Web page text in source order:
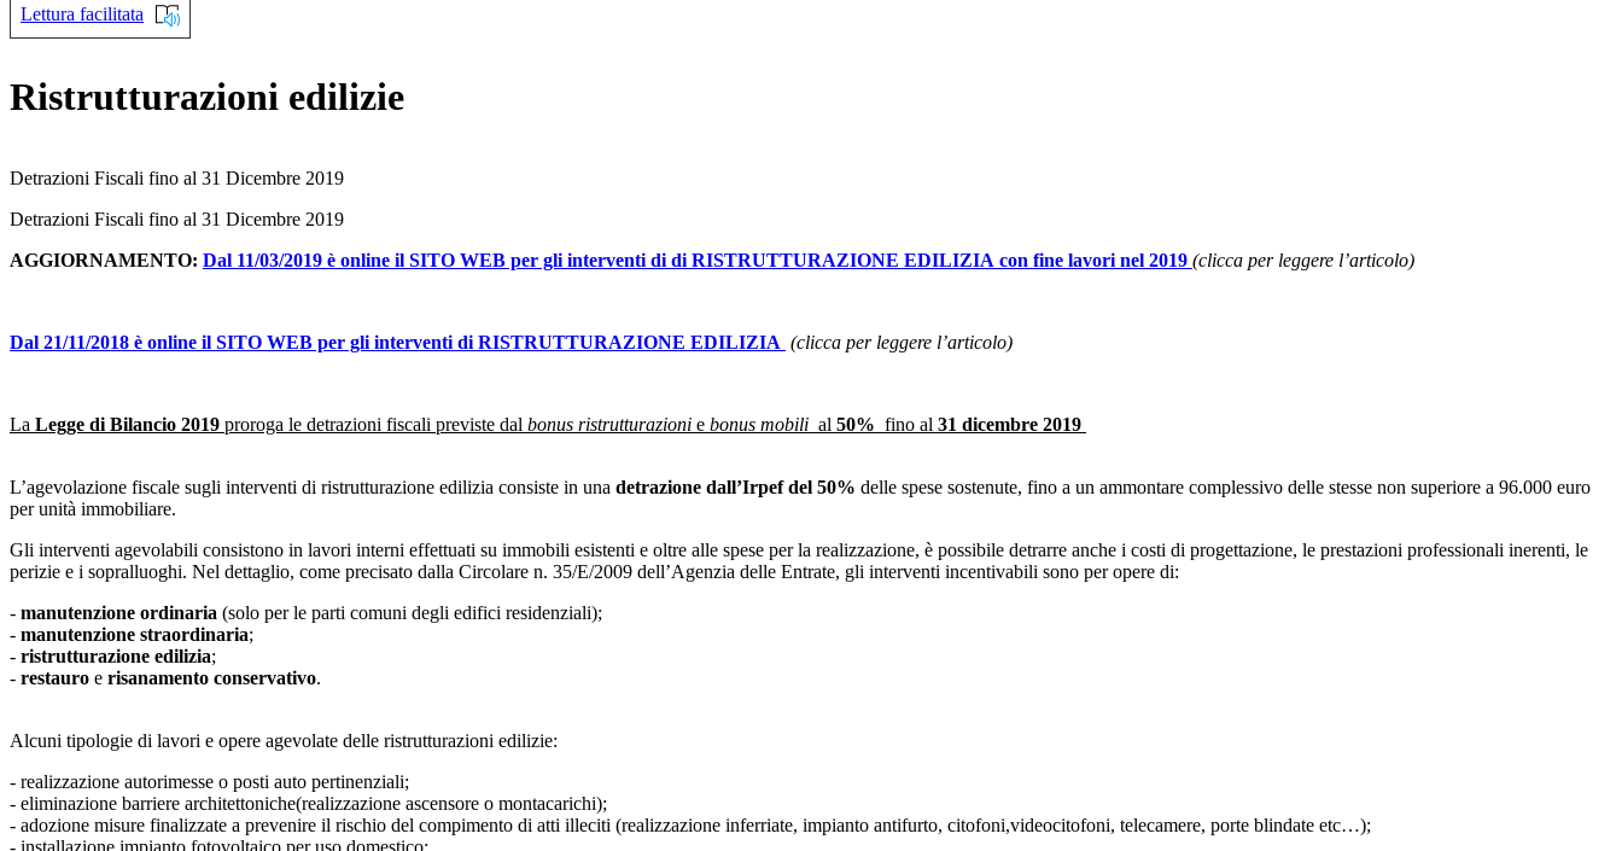
Lettura facilitata
Ristrutturazioni edilizie
Detrazioni Fiscali fino al 31 Dicembre 2019
Detrazioni Fiscali fino al 31 Dicembre 2019
AGGIORNAMENTO: Dal 11/03/2019 è online il SITO WEB per gli interventi di di RISTRUTTURAZIONE EDILIZIA con fine lavori nel 2019 (clicca per leggere l’articolo)
Dal 21/11/2018 è online il SITO WEB per gli interventi di RISTRUTTURAZIONE EDILIZIA (clicca per leggere l’articolo)
La Legge di Bilancio 2019 proroga le detrazioni fiscali previste dal bonus ristrutturazioni e bonus mobili al 50% fino al 31 dicembre 2019
L’agevolazione fiscale sugli interventi di ristrutturazione edilizia consiste in una detrazione dall’Irpef del 50% delle spese sostenute, fino a un ammontare complessivo delle stesse non superiore a 96.000 euro
per unità immobiliare.
Gli interventi agevolabili consistono in lavori interni effettuati su immobili esistenti e oltre alle spese per la realizzazione, è possibile detrarre anche i costi di progettazione, le prestazioni professionali inerenti, le
perizie e i sopralluoghi. Nel dettaglio, come precisato dalla Circolare n. 35/E/2009 dell’Agenzia delle Entrate, gli interventi incentivabili sono per opere di:
- manutenzione ordinaria (solo per le parti comuni degli edifici residenziali);
- manutenzione straordinaria;
- ristrutturazione edilizia;
- restauro e risanamento conservativo.
Alcuni tipologie di lavori e opere agevolate delle ristrutturazioni edilizie:
- realizzazione autorimesse o posti auto pertinenziali;
- eliminazione barriere architettoniche(realizzazione ascensore o montacarichi);
- adozione misure finalizzate a prevenire il rischio del compimento di atti illeciti (realizzazione inferriate, impianto antifurto, citofoni,videocitofoni, telecamere, porte blindate etc…);
- installazione impianto fotovoltaico per uso domestico;